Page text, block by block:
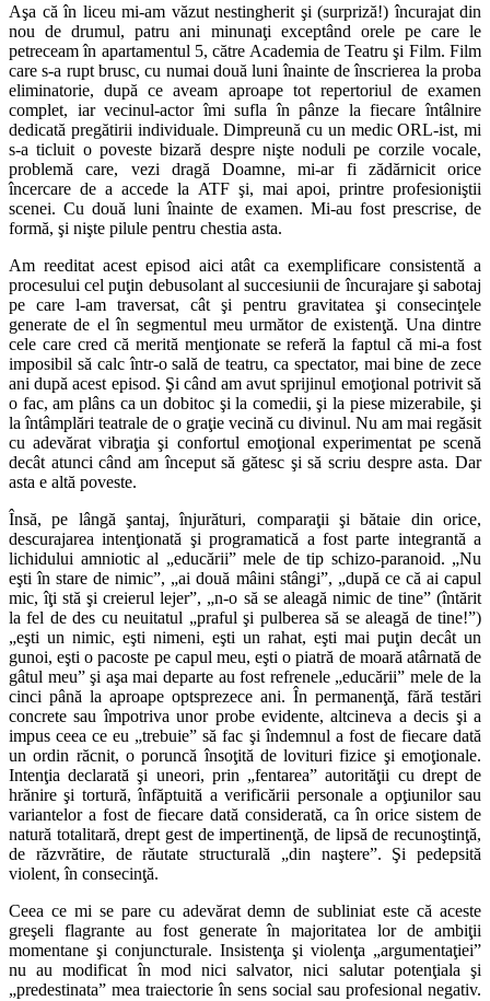
Aşa că în liceu mi-am văzut nestingherit şi (surpriză!) încurajat din
nou de drumul, patru ani minunaţi exceptând orele pe care le
petreceam în apartamentul 5, către Academia de Teatru şi Film. Film
care s-a rupt brusc, cu numai două luni înainte de înscrierea la proba
eliminatorie, după ce aveam aproape tot repertoriul de examen
complet, iar vecinul-actor îmi sufla în pânze la fiecare întâlnire
dedicată pregătirii individuale. Dimpreună cu un medic ORL-ist, mi
s-a ticluit o poveste bizară despre nişte noduli pe corzile vocale,
problemă care, vezi dragă Doamne, mi-ar fi zădărnicit orice
încercare de a accede la ATF şi, mai apoi, printre profesioniştii
scenei. Cu două luni înainte de examen. Mi-au fost prescrise, de
formă, şi nişte pilule pentru chestia asta.
Am reeditat acest episod aici atât ca exemplificare consistentă a
procesului cel puţin debusolant al succesiunii de încurajare şi sabotaj
pe care l-am traversat, cât şi pentru gravitatea şi consecinţele
generate de el în segmentul meu următor de existenţă. Una dintre
cele care cred că merită menţionate se referă la faptul că mi-a fost
imposibil să calc într-o sală de teatru, ca spectator, mai bine de zece
ani după acest episod. Şi când am avut sprijinul emoţional potrivit să
o fac, am plâns ca un dobitoc şi la comedii, şi la piese mizerabile, şi
la întâmplări teatrale de o graţie vecină cu divinul. Nu am mai regăsit
cu adevărat vibraţia şi confortul emoţional experimentat pe scenă
decât atunci când am început să gătesc şi să scriu despre asta. Dar
asta e altă poveste.
Însă, pe lângă şantaj, înjurături, comparaţii şi bătaie din orice,
descurajarea intenţionată şi programatică a fost parte integrantă a
lichidului amniotic al „educării” mele de tip schizo-paranoid. „Nu
eşti în stare de nimic”, „ai două mâini stângi”, „după ce că ai capul
mic, îţi stă şi creierul lejer”, „n-o să se aleagă nimic de tine” (întărit
la fel de des cu neuitatul „praful şi pulberea să se aleagă de tine!”)
„eşti un nimic, eşti nimeni, eşti un rahat, eşti mai puţin decât un
gunoi, eşti o pacoste pe capul meu, eşti o piatră de moară atârnată de
gâtul meu” şi aşa mai departe au fost refrenele „educării” mele de la
cinci până la aproape optsprezece ani. În permanenţă, fără testări
concrete sau împotriva unor probe evidente, altcineva a decis şi a
impus ceea ce eu „trebuie” să fac şi îndemnul a fost de fiecare dată
un ordin răcnit, o poruncă însoţită de lovituri fizice şi emoţionale.
Intenţia declarată şi uneori, prin „fentarea” autorităţii cu drept de
hrănire şi tortură, înfăptuită a verificării personale a opţiunilor sau
variantelor a fost de fiecare dată considerată, ca în orice sistem de
natură totalitară, drept gest de impertinenţă, de lipsă de recunoştinţă,
de răzvrătire, de răutate structurală „din naştere”. Şi pedepsită
violent, în consecinţă.
Ceea ce mi se pare cu adevărat demn de subliniat este că aceste
greşeli flagrante au fost generate în majoritatea lor de ambiţii
momentane şi conjuncturale. Insistenţa şi violenţa „argumentaţiei”
nu au modificat în mod nici salvator, nici salutar potenţiala şi
„predestinata” mea traiectorie în sens social sau profesional negativ.